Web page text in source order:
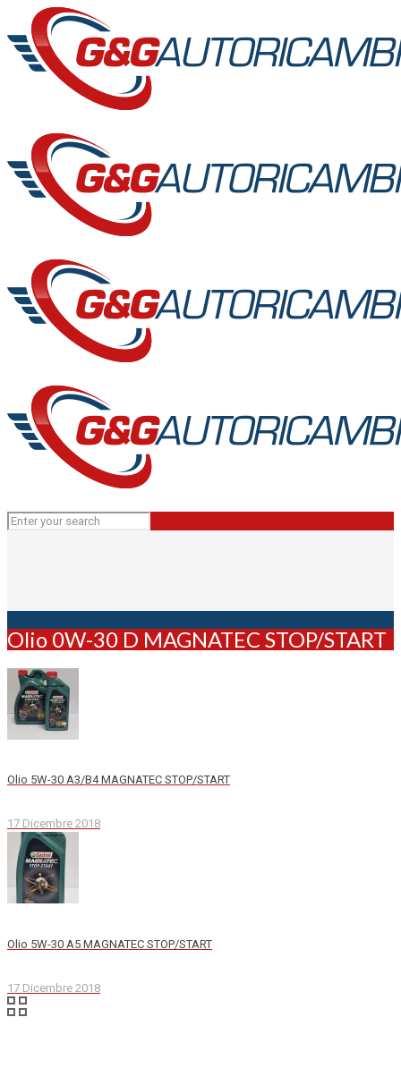
Olio 0W-30 D MAGNATEC STOP/START
Olio 5W-30 A3/B4 MAGNATEC STOP/START
17 Dicembre 2018
Olio 5W-30 A5 MAGNATEC STOP/START
17 Dicembre 2018